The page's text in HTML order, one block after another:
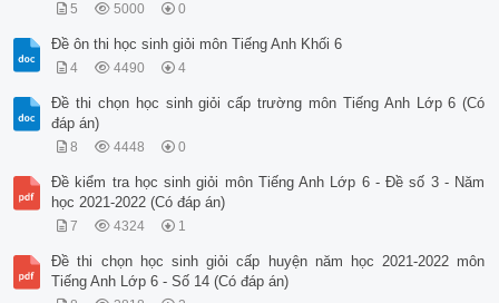
5 5000 0
Đề ôn thi học sinh giỏi môn Tiếng Anh Khối 6
4 4490 4
Đề thi chọn học sinh giỏi cấp trường môn Tiếng Anh Lớp 6 (Có
đáp án)
8 4448 0
Đề kiểm tra học sinh giỏi môn Tiếng Anh Lớp 6 - Đề số 3 - Năm
học 2021-2022 (Có đáp án)
7 4324 1
Đề thi chọn học sinh giỏi cấp huyện năm học 2021-2022 môn
Tiếng Anh Lớp 6 - Số 14 (Có đáp án)